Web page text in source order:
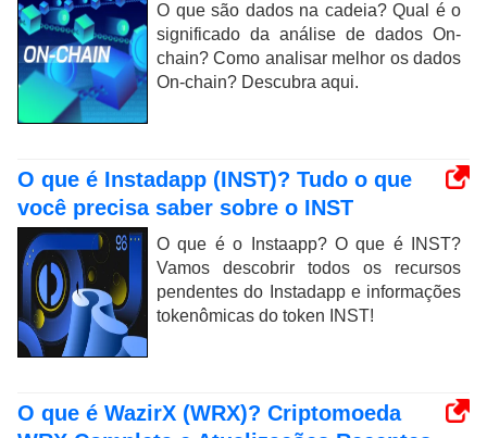
O que são dados na cadeia? Qual é o
significado da análise de dados On-
chain? Como analisar melhor os dados
On-chain? Descubra aqui.
O que é Instadapp (INST)? Tudo o que
você precisa saber sobre o INST
O que é o Instaapp? O que é INST?
Vamos descobrir todos os recursos
pendentes do Instadapp e informações
tokenômicas do token INST!
O que é WazirX (WRX)? Criptomoeda